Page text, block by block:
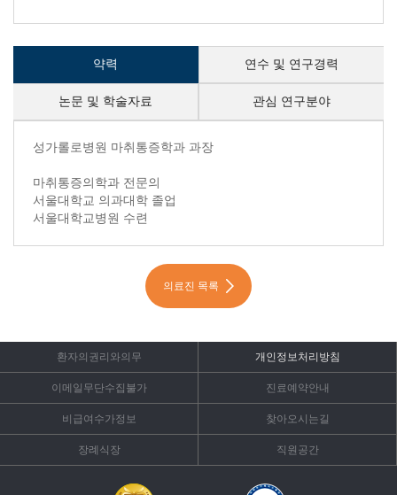
약력 연수 및 연구경력
논문 및 학술자료
관심 연구분야
성가롤로병원 마취통증학과 과장
마취통증의학과 전문의
서울대학교 의과대학 졸업
서울대학교병원 수련
의료진 목록
환자의권리와의무 개인정보처리방침
이메일무단수집불가 진료예약안내
비급여수가정보 찾아오시는길
장례식장 직원공간